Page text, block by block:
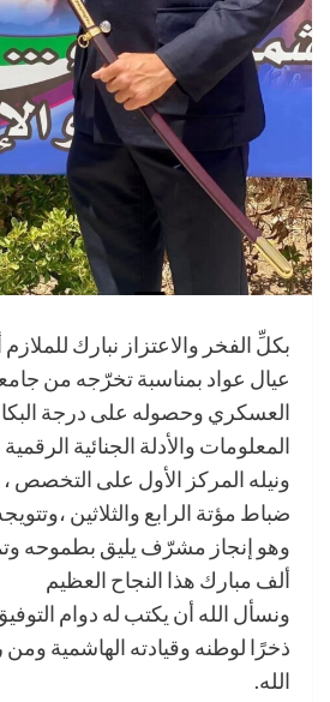
بكلِّ الفخر والاعتزاز نبارك
عيال عواد بمناسبة تخرّجه من
العسكري وحصوله على درجة
المعلومات والأدلة الجنائية الرقمية
ونيله المركز الأول على التخصص
ضباط مؤتة الرابع والثلاثين
وهو إنجاز مشرّف يليق بطموحه
ألف مبارك هذا النجاح العظيم
ونسأل الله أن يكتب له دوام
ذخرًا لوطنه وقيادته الهاشمية
الله.